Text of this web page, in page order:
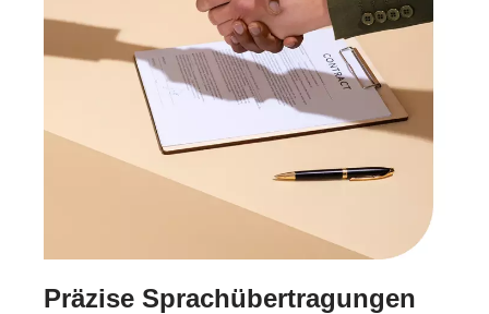
Präzise Sprachübertragungen